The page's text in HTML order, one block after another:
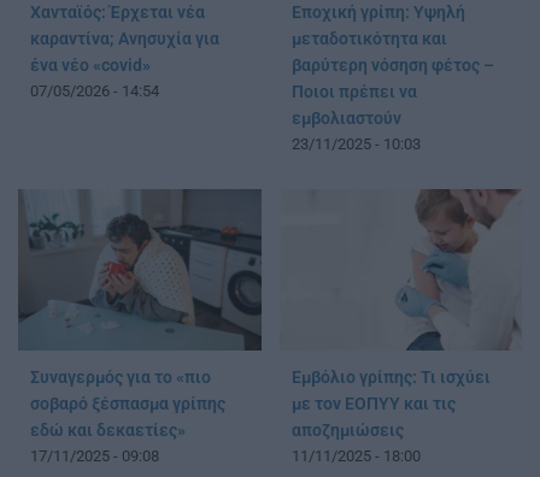
Χανταϊός: Έρχεται νέα
καραντίνα; Aνησυχία για
ένα νέο «covid»
07/05/2026 - 14:54
Εποχική γρίπη: Υψηλή
μεταδοτικότητα και
βαρύτερη νόσηση φέτος –
Ποιοι πρέπει να
εμβολιαστούν
23/11/2025 - 10:03
Συναγερμός για το «πιο
σοβαρό ξέσπασμα γρίπης
εδώ και δεκαετίες»
17/11/2025 - 09:08
Εμβόλιο γρίπης: Τι ισχύει
με τον ΕΟΠΥΥ και τις
αποζημιώσεις
11/11/2025 - 18:00